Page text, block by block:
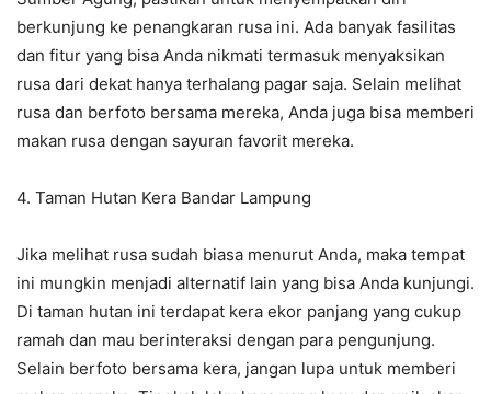
berkunjung ke penangkaran rusa ini. Ada banyak fasilitas
dan fitur yang bisa Anda nikmati termasuk menyaksikan
rusa dari dekat hanya terhalang pagar saja. Selain melihat
rusa dan berfoto bersama mereka, Anda juga bisa memberi
makan rusa dengan sayuran favorit mereka.
4. Taman Hutan Kera Bandar Lampung
Jika melihat rusa sudah biasa menurut Anda, maka tempat
ini mungkin menjadi alternatif lain yang bisa Anda kunjungi.
Di taman hutan ini terdapat kera ekor panjang yang cukup
ramah dan mau berinteraksi dengan para pengunjung.
Selain berfoto bersama kera, jangan lupa untuk memberi